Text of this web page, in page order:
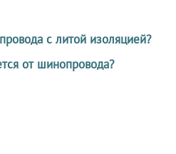
с литой изоляцией?
от шинопровода?